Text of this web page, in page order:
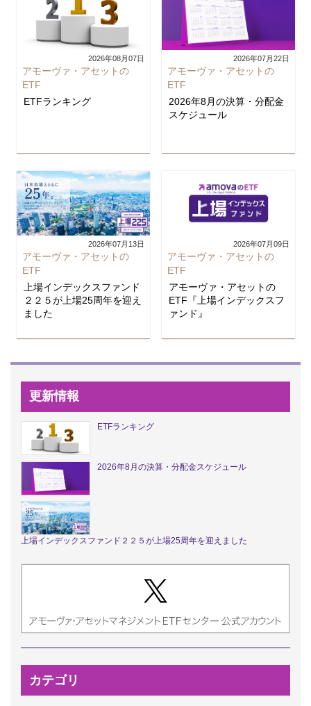
2026年08月07日
アモーヴァ・アセットの
ETF
ETFランキング
2026年07月22日
アモーヴァ・アセットの
ETF
2026年8月の決算・分配金
スケジュール
2026年07月13日
アモーヴァ・アセットの
ETF
上場インデックスファンド
２２５が上場25周年を迎え
ました
2026年07月09日
アモーヴァ・アセットの
ETF
アモーヴァ・アセットの
ETF『上場インデックスフ
ァンド』
更新情報
ETFランキング
2026年8月の決算・分配金スケジュール
上場インデックスファンド２２５が上場25周年を迎えました
カテゴリ